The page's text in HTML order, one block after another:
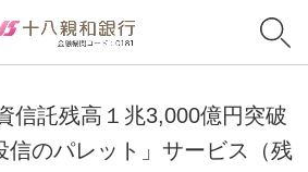
信託残高１兆3,000億円突破
信のパレット」サービス（残